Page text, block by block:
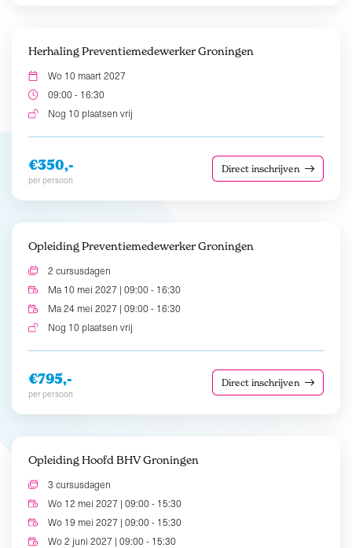
Herhaling Preventiemedewerker Groningen
Wo 10 maart 2027
09:00 - 16:30
Nog 10 plaatsen vrij
€350,-
per persoon
Direct inschrijven
Opleiding Preventiemedewerker Groningen
2 cursusdagen
Ma 10 mei 2027 | 09:00 - 16:30
Ma 24 mei 2027 | 09:00 - 16:30
Nog 10 plaatsen vrij
€795,-
per persoon
Direct inschrijven
Opleiding Hoofd BHV Groningen
3 cursusdagen
Wo 12 mei 2027 | 09:00 - 15:30
Wo 19 mei 2027 | 09:00 - 15:30
Wo 2 juni 2027 | 09:00 - 15:30